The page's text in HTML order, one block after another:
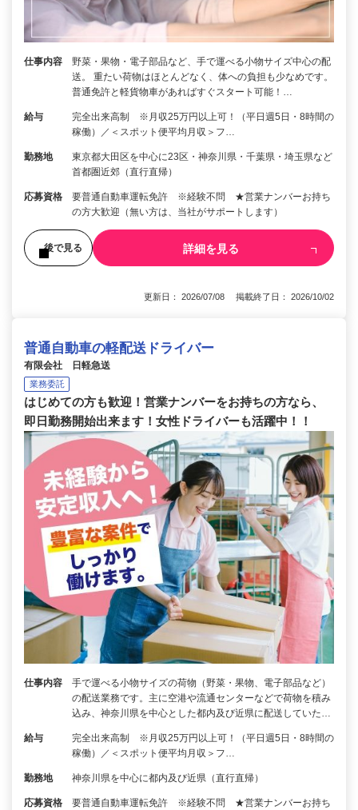
仕事内容
野菜・果物・電子部品など、手で運べる小物サイズ中心の配
送。 重たい荷物はほとんどなく、体への負担も少なめです。
普通免許と軽貨物車があればすぐスタート可能！…
給与
完全出来高制 ※月収25万円以上可！（平日週5日・8時間の
稼働）／＜スポット便平均月収＞フ…
勤務地
東京都大田区を中心に23区・神奈川県・千葉県・埼玉県など
首都圏近郊（直行直帰）
応募資格
要普通自動車運転免許 ※経験不問 ★営業ナンバーお持ち
の方大歓迎（無い方は、当社がサポートします）
後で見る 詳細を見る
更新日： 2026/07/08 掲載終了日： 2026/10/02
普通自動車の軽配送ドライバー
有限会社 日軽急送
業務委託
はじめての方も歓迎！営業ナンバーをお持ちの方なら、
即日勤務開始出来ます！女性ドライバーも活躍中！！
仕事内容
手で運べる小物サイズの荷物（野菜・果物、電子部品など）
の配送業務です。主に空港や流通センターなどで荷物を積み
込み、神奈川県を中心とした都内及び近県に配送していた…
給与
完全出来高制 ※月収25万円以上可！（平日週5日・8時間の
稼働）／＜スポット便平均月収＞フ…
勤務地 神奈川県を中心に都内及び近県（直行直帰）
応募資格
要普通自動車運転免許 ※経験不問 ★営業ナンバーお持ち